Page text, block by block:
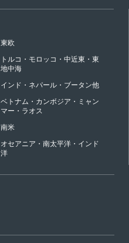
東欧
トルコ・モロッコ・中近東・東
地中海
インド・ネパール・ブータン他
ベトナム・カンボジア・ミャン
マー・ラオス
南米
オセアニア・南太平洋・インド
洋